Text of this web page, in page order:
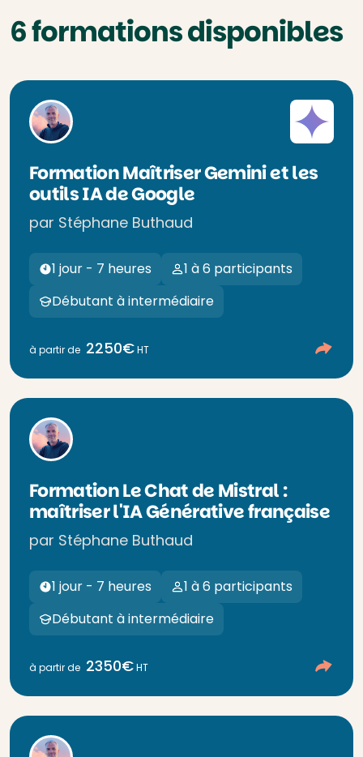
6 formations disponibles
Formation Maîtriser Gemini et les
outils IA de Google
par Stéphane Buthaud
1 jour - 7 heures
1 à 6 participants
Débutant à intermédiaire
à partir de 2250€HT
Formation Le Chat de Mistral :
maîtriser l'IA Générative française
par Stéphane Buthaud
1 jour - 7 heures
1 à 6 participants
Débutant à intermédiaire
à partir de 2350€HT